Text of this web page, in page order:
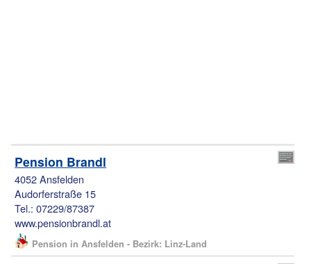
Pension Brandl
4052 Ansfelden
Audorferstraße 15
Tel.: 07229/87387
www.pensionbrandl.at
Pension in Ansfelden - Bezirk: Linz-Land